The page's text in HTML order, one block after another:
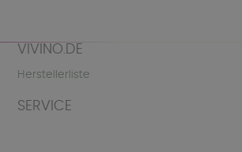
VIVINO.DE
Herstellerliste
SERVICE